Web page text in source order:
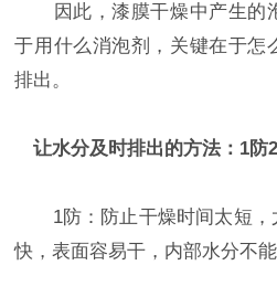
因此，漆膜干燥中产生的
于用什么消泡剂，关键在于怎
排出。
让水分及时排出的方法：1防
1防：防止干燥时间太短，
快，表面容易干，内部水分不能